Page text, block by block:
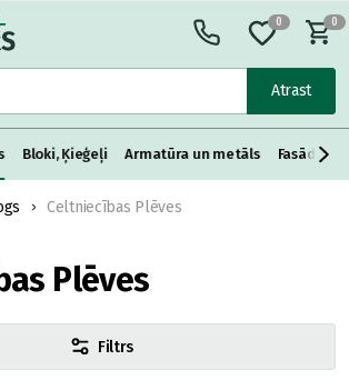
Atrast
0 0
Bloki, Ķieģeļi Armatūra un metāls Fasādes
Celtniecības Plēves
Plēves
Filtrs